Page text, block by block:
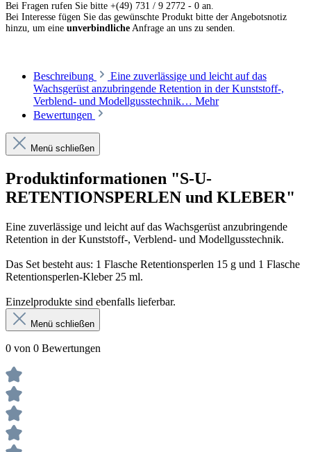
Menge
S-U-RETENTIONSPERLEN ohne Kleber, 0,8 mm
Art. Nr. 80505019
Menge
S-U-RETENTIONSPERLEN-KLEBER ohne Perlen
Art. Nr. 80501019
Menge
Bei Fragen rufen Sie bitte +(49) 731 / 9 2772 - 0 an.
Bei Interesse fügen Sie das gewünschte Produkt bitte der Angebotsnotiz
hinzu, um eine unverbindliche Anfrage an uns zu senden.
Beschreibung
Eine zuverlässige und leicht auf das
Wachsgerüst anzubringende Retention in der Kunststoff-,
Verblend- und Modellgusstechnik… Mehr
Bewertungen
Menü schließen
Produktinformationen "S-U-
RETENTIONSPERLEN und KLEBER"
Eine zuverlässige und leicht auf das Wachsgerüst anzubringende
Retention in der Kunststoff-, Verblend- und Modellgusstechnik.
Das Set besteht aus: 1 Flasche Retentionsperlen 15 g und 1 Flasche
Retentionsperlen-Kleber 25 ml.
Einzelprodukte sind ebenfalls lieferbar.
Menü schließen
0 von 0 Bewertungen